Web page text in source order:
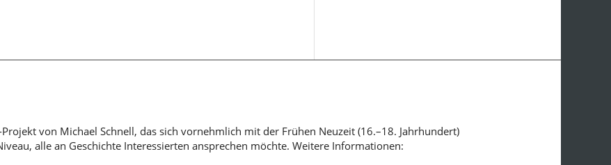
von Michael Schnell, das sich vornehmlich mit der Frühen Neuzeit (16.–18. Jahrhundert)
alle an Geschichte Interessierten ansprechen möchte. Weitere Informationen: